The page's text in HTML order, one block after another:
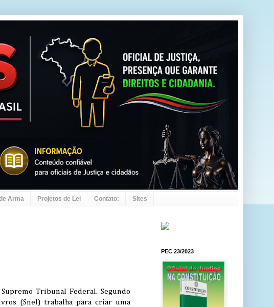
Arma Projetos de Lei Contato: Sites
Tribunal Federal. Segundo
(Snel) trabalha para criar uma
PEC 23/2023